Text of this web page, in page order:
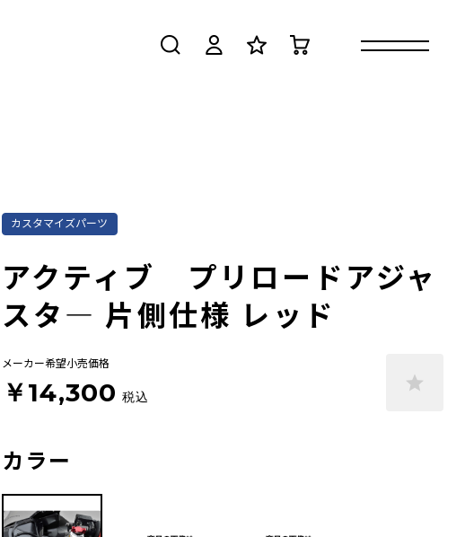
検索 ログイン お気に入り
カスタマイズパーツ
アクティブ プリロードアジャ
スタ― 片側仕様 レッド
メーカー希望小売価格
￥14,300 税込
カラー